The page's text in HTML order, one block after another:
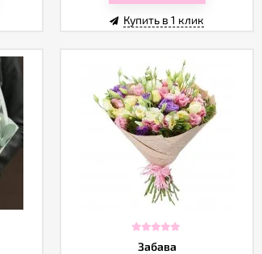
Купить в 1 клик
Забава